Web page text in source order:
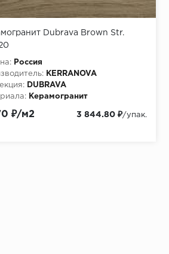
Dubrava Brown Str.
Россия
KERRANOVA
DUBRAVA
Керамогранит
₽/м2 3 844.80 ₽/упак.